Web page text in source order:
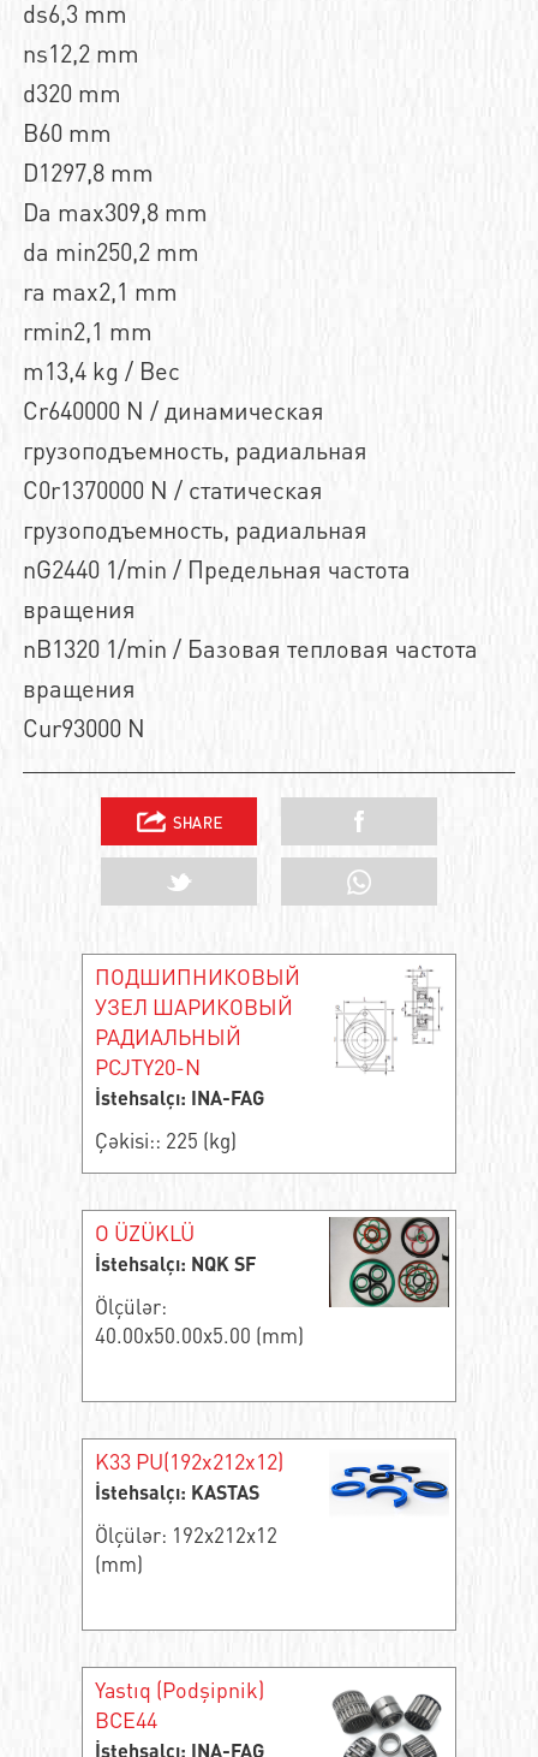
ds6,3 mm
ns12,2 mm
d320 mm
B60 mm
D1297,8 mm
Da max309,8 mm
da min250,2 mm
ra max2,1 mm
rmin2,1 mm
m13,4 kg / Вес
Cr640000 N / динамическая
грузоподъемность, радиальная
C0r1370000 N / статическая
грузоподъемность, радиальная
nG2440 1/min / Предельная частота
вращения
nB1320 1/min / Базовая тепловая частота
вращения
Cur93000 N
ПОДШИПНИКОВЫЙ
УЗЕЛ ШАРИКОВЫЙ
РАДИАЛЬНЫЙ
PCJTY20-N
İstehsalçı: INA-FAG
Çəkisi:: 225 (kg)
O ÜZÜKLÜ
İstehsalçı: NQK SF
Ölçülər:
40.00x50.00x5.00 (mm)
K33 PU(192x212x12)
İstehsalçı: KASTAS
Ölçülər: 192x212x12
(mm)
Yastıq (Podşipnik)
BCE44